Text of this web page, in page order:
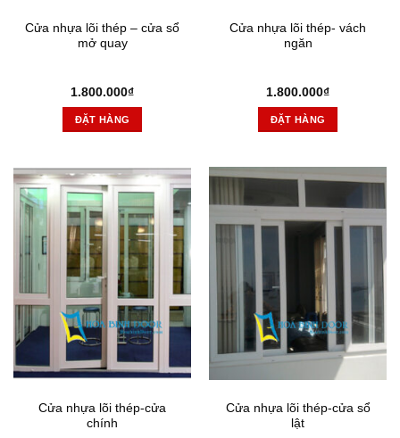
Cửa nhựa lõi thép – cửa sổ
mở quay
1.800.000₫
ĐẶT HÀNG
Cửa nhựa lõi thép- vách
ngăn
1.800.000₫
ĐẶT HÀNG
Cửa nhựa lõi thép-cửa
chính
Cửa nhựa lõi thép-cửa sổ
lật